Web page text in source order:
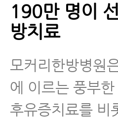
190만 명이
방치료
모커리한방병원
에 이르는 풍부
후유증치료를 비